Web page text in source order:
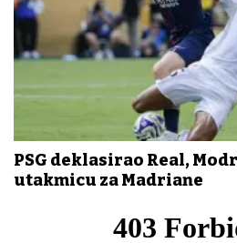
PSG deklasirao Real,
utakmicu za Madriđane